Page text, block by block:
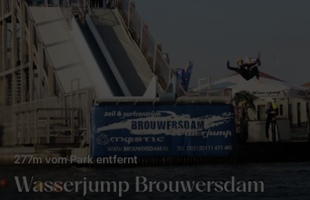
Wasserjump Brouwersdam
277m vom Park entfernt